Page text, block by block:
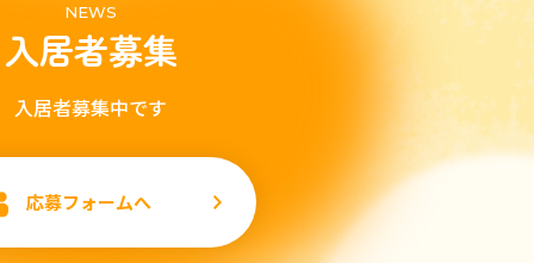
NEWS
入居者募集
入居者募集中です
応募フォームへ